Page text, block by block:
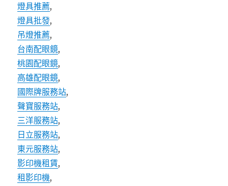
燈具推薦,
燈具批發,
吊燈推薦,
台南配眼鏡,
桃園配眼鏡,
高雄配眼鏡,
國際牌服務站,
聲寶服務站,
三洋服務站,
日立服務站,
東元服務站,
影印機租賃,
租影印機,